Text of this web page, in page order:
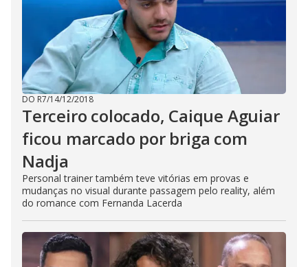
DO R7/14/12/2018
Terceiro colocado, Caique Aguiar
ficou marcado por briga com
Nadja
Personal trainer também teve vitórias em provas e
mudanças no visual durante passagem pelo reality, além
do romance com Fernanda Lacerda